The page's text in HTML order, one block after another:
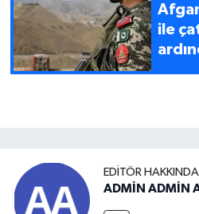
ile
EDITÖR HAKKINDA
ADMİN ADMİN